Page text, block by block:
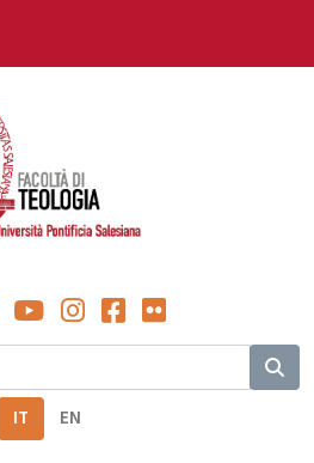
IT EN